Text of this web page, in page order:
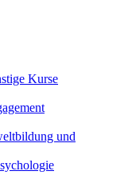
Kurse
und